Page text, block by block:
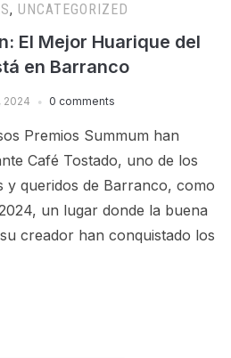
, UNCATEGORIZED
El Mejor Huarique del
en Barranco
2024 0 comments
Premios Summum han
Café Tostado, uno de los
y queridos de Barranco, como
un lugar donde la buena
creador han conquistado los